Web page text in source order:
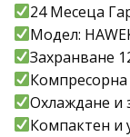
24 Месеца
Модел:
Захранване
Компресорна
Охлаждане и
Компактен и